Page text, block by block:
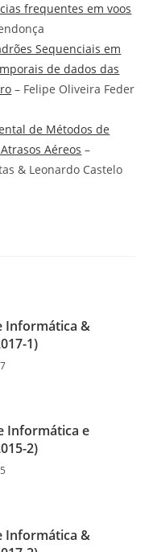
frequentes em voos
Sequenciais em
de dados das
– Felipe Oliveira Feder
de Métodos de
Aéreos –
& Leonardo Castelo
Informática &
1)
Informática e
2)
Informática &